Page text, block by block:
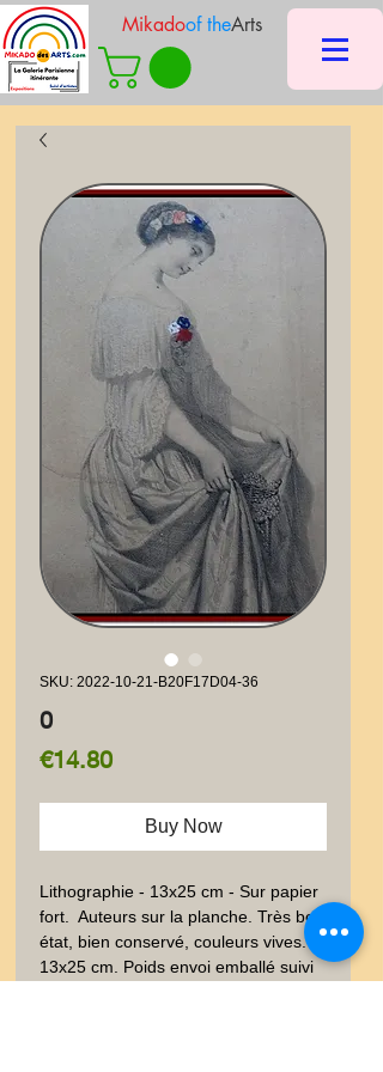
Mikadoof theArts
SKU: 2022-10-21-B20F17D04-36
0
€14.80Price
Buy Now
Lithographie - 13x25 cm - Sur papier
fort.  Auteurs sur la planche. Très bon
état, bien conservé, couleurs vives.
13x25 cm. Poids envoi emballé suivi